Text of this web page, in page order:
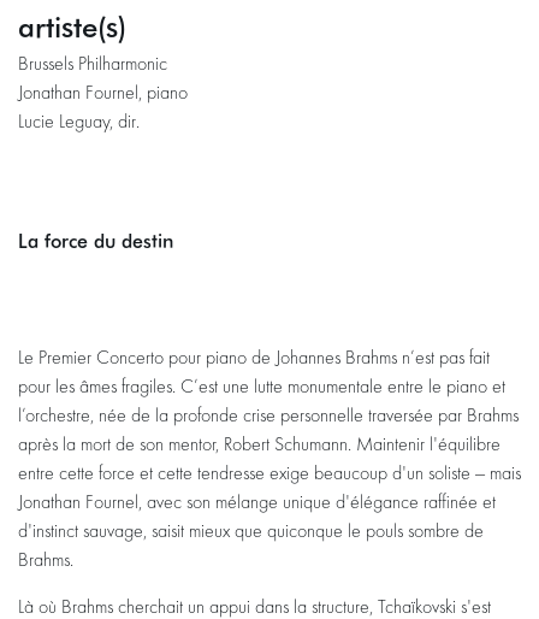
artiste(s)
Brussels Philharmonic
Jonathan Fournel, piano
Lucie Leguay, dir.
La force du destin
Le Premier Concerto pour piano de Johannes Brahms n’est pas fait
pour les âmes fragiles. C’est une lutte monumentale entre le piano et
l’orchestre, née de la profonde crise personnelle traversée par Brahms
après la mort de son mentor, Robert Schumann. Maintenir l'équilibre
entre cette force et cette tendresse exige beaucoup d'un soliste — mais
Jonathan Fournel, avec son mélange unique d'élégance raffinée et
d'instinct sauvage, saisit mieux que quiconque le pouls sombre de
Brahms.
Là où Brahms cherchait un appui dans la structure, Tchaïkovski s'est